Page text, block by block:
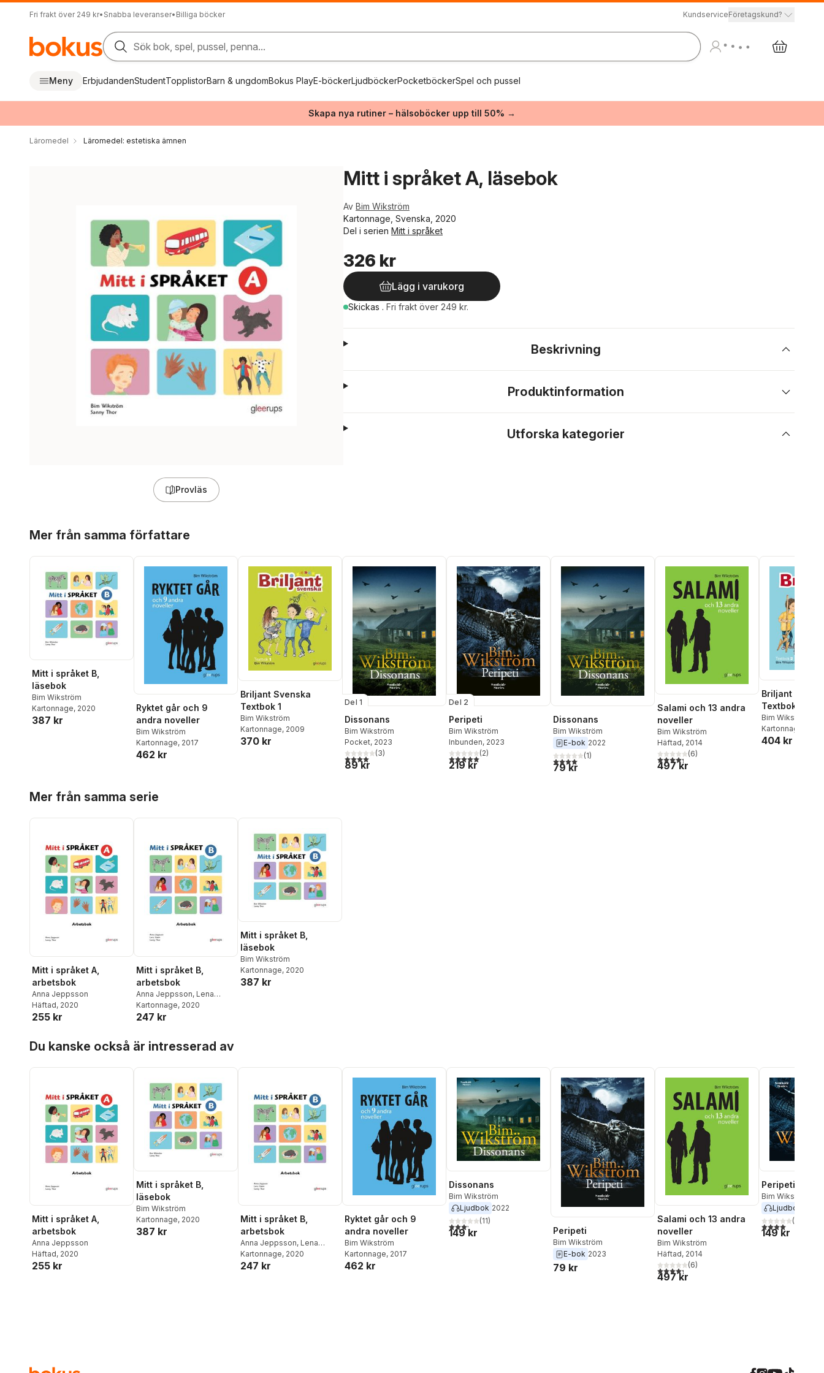
Fri frakt över 249 kr• Snabba leveranser• Billiga böcker KundserviceFöretagskund?
Sök bok, spel, pussel, penna...
Meny ErbjudandenStudentTopplistorBarn & ungdomBokus PlayE-böckerLjudböckerPocketböckerSpel och pussel
Skapa nya rutiner – hälsoböcker upp till 50% →
Läromedel Läromedel: estetiska ämnen
Provläs
Mitt i språket A, läsebok
Av Bim Wikström
Kartonnage, Svenska, 2020
Del i serien Mitt i språket
326 kr
Lägg i varukorg
Skickas . Fri frakt över 249 kr.
Beskrivning
Produktinformation
Utforska kategorier
Mer från samma författare
Mitt i språket B,
läsebok
Bim Wikström
Kartonnage, 2020
387 kr
Ryktet går och 9
andra noveller
Bim Wikström
Kartonnage, 2017
462 kr
Briljant Svenska
Textbok 1
Bim Wikström
Kartonnage, 2009
370 kr
Del 1
Dissonans
Bim Wikström
Pocket, 2023
4,0utav 5 stjärnor. Totalt antal röster:
(3)
89 kr
Del 2
Peripeti
Bim Wikström
Inbunden, 2023
5,0utav 5 stjärnor. Totalt antal röster:
(2)
219 kr
Dissonans
Bim Wikström
E-bok 2022
4,0utav 5 stjärnor. Totalt antal röster:
(1)
79 kr
Salami och 13 andra
noveller
Bim Wikström
Häftad, 2014
4,3utav 5 stjärnor. Totalt antal röster:
(6)
497 kr
Briljant
Textbok 2
Bim Wikström
Kartonnage
404 kr
Mer från samma serie
Mitt i språket A,
arbetsbok
Anna Jeppsson
Häftad, 2020
255 kr
Mitt i språket B,
arbetsbok
Anna Jeppsson, Lena
Steen
Kartonnage, 2020
247 kr
Mitt i språket B,
läsebok
Bim Wikström
Kartonnage, 2020
387 kr
Du kanske också är intresserad av
Mitt i språket A,
arbetsbok
Anna Jeppsson
Häftad, 2020
255 kr
Mitt i språket B,
läsebok
Bim Wikström
Kartonnage, 2020
387 kr
Mitt i språket B,
arbetsbok
Anna Jeppsson, Lena
Steen
Kartonnage, 2020
247 kr
Ryktet går och 9
andra noveller
Bim Wikström
Kartonnage, 2017
462 kr
Dissonans
Bim Wikström
Ljudbok 2022
3,2utav 5 stjärnor. Totalt antal röster:
(11)
149 kr Peripeti
Bim Wikström
E-bok 2023
79 kr
Salami och 13 andra
noveller
Bim Wikström
Häftad, 2014
4,3utav 5 stjärnor. Totalt antal röster:
(6)
497 kr
Peripeti
Bim Wikström
Ljudbok
4,0utav 5(
149 kr